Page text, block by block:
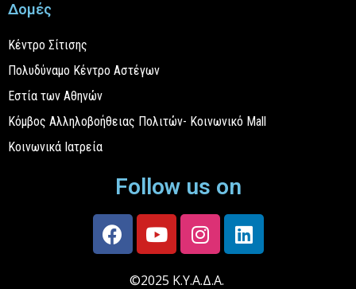
Δομές
Κέντρο Σίτισης
Πολυδύναμο Κέντρο Αστέγων
Εστία των Αθηνών
Κόμβος Αλληλοβοήθειας Πολιτών- Κοινωνικό Mall
Κοινωνικά Ιατρεία
Follow us on
©2025 Κ.Υ.Α.Δ.Α.